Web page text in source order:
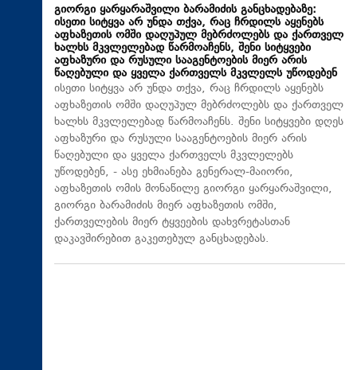
გიორგი ყარყარაშვილი ბარამიძის განცხადებაზე:
ისეთი სიტყვა არ უნდა თქვა, რაც ჩრდილს აყენებს
აფხაზეთის ომში დაღუპულ მებრძოლებს და ქართველ
ხალხს მკვლელებად წარმოაჩენს, შენი სიტყვები
აფხაზური და რუსული სააგენტოების მიერ არის
წაღებული და ყველა ქართველს მკვლელს უწოდებენ
ისეთი სიტყვა არ უნდა თქვა, რაც ჩრდილს აყენებს
აფხაზეთის ომში დაღუპულ მებრძოლებს და ქართველ
ხალხს მკვლელებად წარმოაჩენს. შენი სიტყვები დღეს
აფხაზური და რუსული სააგენტოების მიერ არის
წაღებული და ყველა ქართველს მკვლელებს
უწოდებენ, - ასე ეხმიანება გენერალ-მაიორი,
აფხაზეთის ომის მონაწილე გიორგი ყარყარაშვილი,
გიორგი ბარამიძის მიერ აფხაზეთის ომში,
ქართველების მიერ ტყვეების დახვრეტასთან
დაკავშირებით გაკეთებულ განცხადებას.